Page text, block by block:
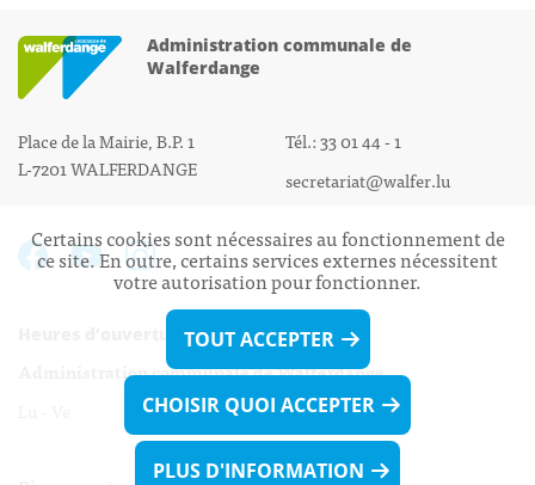
Administration communale de
Walferdange
Place de la Mairie, B.P. 1
L-7201 WALFERDANGE
Tél.: 33 01 44 - 1
secretariat@walfer.lu
Heures d’ouverture:
Administration communale de Walferdange
Lu - Ve 08h00 - 11h30
13h30 - 16h00
Certains cookies sont nécessaires au fonctionnement de
ce site. En outre, certains services externes nécessitent
votre autorisation pour fonctionner.
TOUT ACCEPTER
CHOISIR QUOI ACCEPTER
PLUS D'INFORMATION